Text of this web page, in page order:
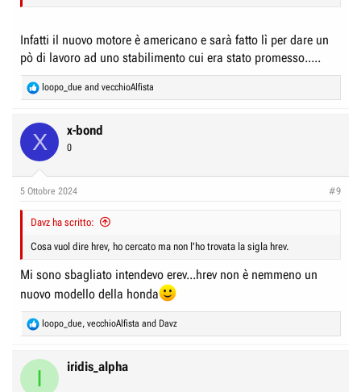
Infatti il nuovo motore è americano e sarà fatto lì per dare un
pò di lavoro ad uno stabilimento cui era stato promesso.....
R
e
t
s
loopo_due and vecchioAlfista
X x-bond
0
5 Ottobre 2024 #9
Davz ha scritto:
Cosa vuol dire hrev, ho cercato ma non l'ho trovata la sigla hrev.
Mi sono sbagliato intendevo erev...hrev non è nemmeno un
nuovo modello della honda
R
e
loopo_due, vecchioAlfista and Davz
I iridis_alpha